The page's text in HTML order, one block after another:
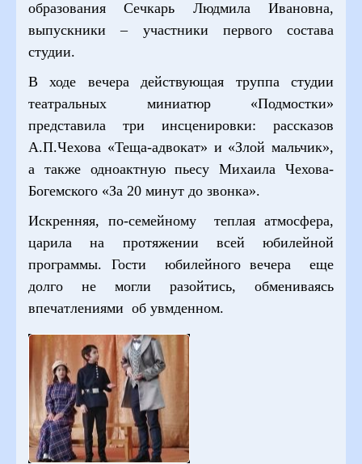
образования Сечкарь Людмила Ивановна,
выпускники – участники первого состава
студии.
В ходе вечера действующая труппа студии
театральных миниатюр «Подмостки»
представила три инсценировки: рассказов
А.П.Чехова «Теща-адвокат» и «Злой мальчик»,
а также одноактную пьесу Михаила Чехова-
Богемского «За 20 минут до звонка».
Искренняя, по-семейному теплая атмосфера,
царила на протяжении всей юбилейной
программы. Гости юбилейного вечера еще
долго не могли разойтись, обмениваясь
впечатлениями об увмденном.